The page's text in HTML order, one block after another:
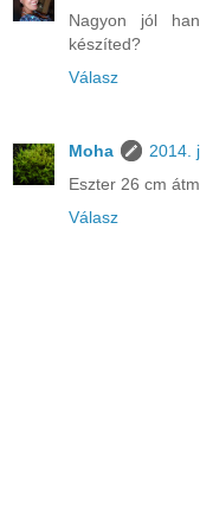
Nagyon jól
készíted?
Válasz
Moha
2014.
Eszter 26 cm
Válasz